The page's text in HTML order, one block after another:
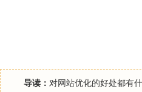
导读： 对网站优化的好处都有